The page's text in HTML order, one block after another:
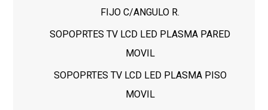
FIJO C/ANGULO R.
SOPOPRTES TV LCD LED PLASMA PARED
MOVIL
SOPOPRTES TV LCD LED PLASMA PISO
MOVIL